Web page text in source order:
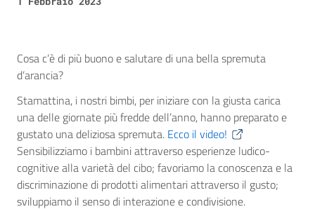
Cosa c’è di più buono e salutare di una bella spremuta
d’arancia?
Stamattina, i nostri bimbi, per iniziare con la giusta carica
una delle giornate più fredde dell’anno, hanno preparato e
gustato una deliziosa spremuta. Ecco il video!
Sensibilizziamo i bambini attraverso esperienze ludico-
cognitive alla varietà del cibo; favoriamo la conoscenza e la
discriminazione di prodotti alimentari attraverso il gusto;
sviluppiamo il senso di interazione e condivisione.